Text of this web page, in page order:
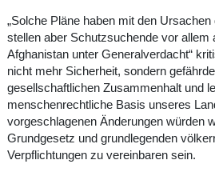
„Solche Pläne haben mit den
stellen aber Schutzsuchende vor allem
Afghanistan unter Generalverdacht“
nicht mehr Sicherheit, sondern
gesellschaftlichen Zusammenhalt und
menschenrechtliche Basis unseres
vorgeschlagenen Änderungen würden
Grundgesetz und grundlegenden
Verpflichtungen zu vereinbaren sein.